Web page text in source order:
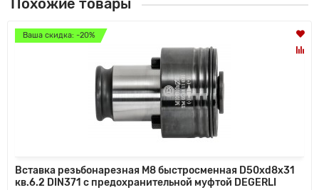
Похожие товары
Ваша скидка: -20%
Вставка резьбонарезная M8 быстросменная D50xd8x31
кв.6.2 DIN371 с предохранительной муфтой DEGERLI